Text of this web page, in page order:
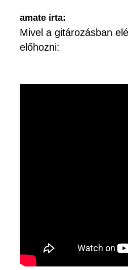
amate írta:
Mivel a gitározásban
előhozni: